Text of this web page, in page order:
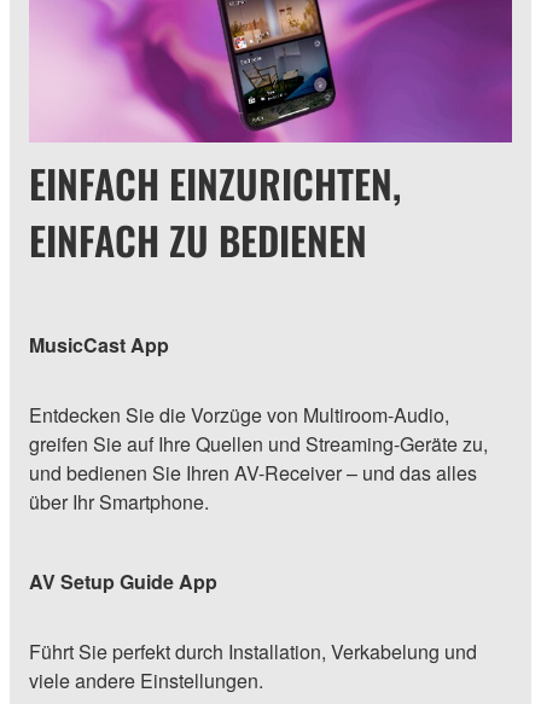
EINFACH EINZURICHTEN,
EINFACH ZU BEDIENEN
MusicCast App
Entdecken Sie die Vorzüge von Multiroom-Audio,
greifen Sie auf Ihre Quellen und Streaming-Geräte zu,
und bedienen Sie Ihren AV-Receiver – und das alles
über Ihr Smartphone.
AV Setup Guide App
Führt Sie perfekt durch Installation, Verkabelung und
viele andere Einstellungen.